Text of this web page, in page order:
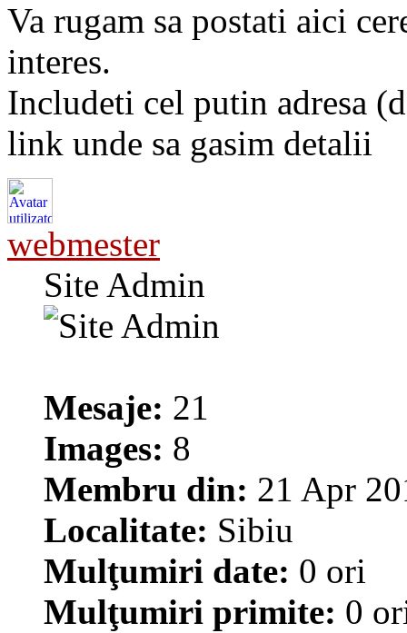
Va rugam sa postati aici
interes.
Includeti cel putin adresa
link unde sa gasim detalii
webmester
Site Admin
Mesaje: 21
Images: 8
Membru din: 21 Apr
Localitate: Sibiu
Mulţumiri date: 0 ori
Mulţumiri primite: 0